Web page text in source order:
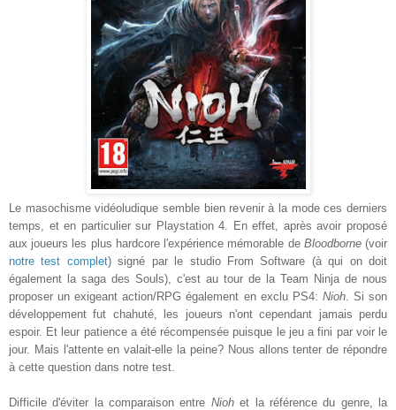
Le masochisme vidéoludique semble bien revenir à la mode ces derniers
temps, et en particulier sur Playstation 4. En effet, après avoir proposé
aux joueurs les plus hardcore l'expérience mémorable de Bloodborne(voir
notre test complet) signé par le studio From Software (àqui on doit
également la saga des Souls) , c'est au tour de la Team Ninja de nous
proposer un exigeantaction/RPGégalement en exclu PS4: Nioh. Si son
développement fut chahuté, les joueurs n'ont cependant jamais perdu
espoir. Et leur patience a été récompensée puisque le jeua fini par voir le
jour. Mais l'attente envalait-elle la peine? Nous allons tenter de répondre
à cette question dans notre test.
Difficile d'éviter la comparaison entre Niohet la référence du genre, la